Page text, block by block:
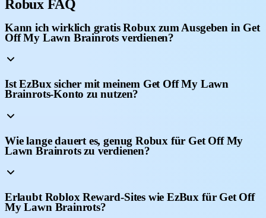
Robux FAQ
Kann ich wirklich gratis Robux zum Ausgeben in Get
Off My Lawn Brainrots verdienen?
Ist EzBux sicher mit meinem Get Off My Lawn
Brainrots-Konto zu nutzen?
Wie lange dauert es, genug Robux für Get Off My
Lawn Brainrots zu verdienen?
Erlaubt Roblox Reward-Sites wie EzBux für Get Off
My Lawn Brainrots?